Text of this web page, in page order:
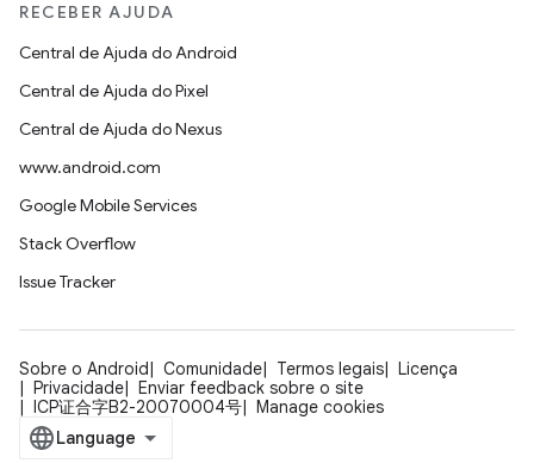
RECEBER AJUDA
Central de Ajuda do Android
Central de Ajuda do Pixel
Central de Ajuda do Nexus
www.android.com
Google Mobile Services
Stack Overflow
Issue Tracker
Sobre o Android Comunidade Termos legais
Licença
Privacidade
Enviar feedback sobre o site
ICP证合字B2-20070004号
Manage cookies